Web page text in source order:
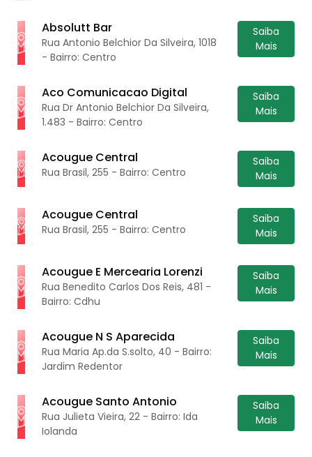
Absolutt Bar
Rua Antonio Belchior Da Silveira, 1018
- Bairro: Centro
Saiba
Mais
Aco Comunicacao Digital
Rua Dr Antonio Belchior Da Silveira,
1.483 - Bairro: Centro
Saiba
Mais
Acougue Central
Rua Brasil, 255 - Bairro: Centro
Saiba
Mais
Acougue Central
Rua Brasil, 255 - Bairro: Centro
Saiba
Mais
Acougue E Mercearia Lorenzi
Rua Benedito Carlos Dos Reis, 481 -
Bairro: Cdhu
Saiba
Mais
Acougue N S Aparecida
Rua Maria Ap.da S.solto, 40 - Bairro:
Jardim Redentor
Saiba
Mais
Acougue Santo Antonio
Rua Julieta Vieira, 22 - Bairro: Ida
Iolanda
Saiba
Mais